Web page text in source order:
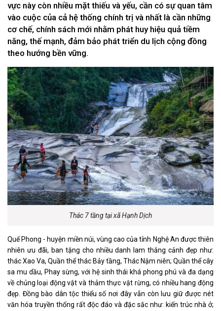
vực này còn nhiều mặt thiếu và yếu, cần có sự quan tâm
vào cuộc của cả hệ thống chính trị và nhất là cần những
cơ chế, chính sách mới nhằm phát huy hiệu quả tiềm
năng, thế mạnh, đảm bảo phát triển du lịch cộng đồng
theo hướng bền vững.
Thác 7 tầng tại xã Hạnh Dịch
Quế Phong - huyện miền núi, vùng cao của tỉnh Nghệ An được thiên
nhiên ưu đãi, ban tặng cho nhiều danh lam thắng cảnh đẹp như:
thác Xao Va, Quần thể thác Bảy tầng, Thác Nậm niên; Quần thể cây
sa mu dầu, Phay sừng, với hệ sinh thái khá phong phú và đa dạng
về chủng loại động vật và thảm thực vật rừng, có nhiều hang động
đẹp. Đồng bào dân tộc thiểu số nơi đây vẫn còn lưu giữ được nét
văn hóa truyền thống rất độc đáo và đặc sắc như: kiến trúc nhà ở;